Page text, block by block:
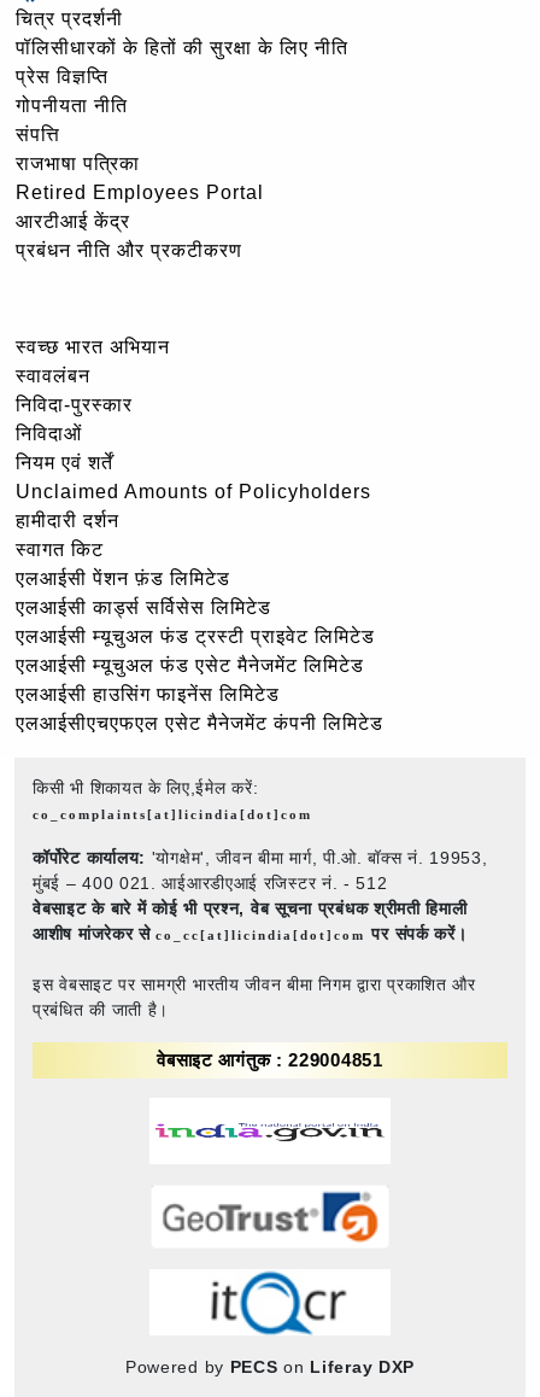
चित्र प्रदर्शनी
पॉलिसीधारकों के हितों की सुरक्षा के लिए नीति
प्रेस विज्ञप्ति
गोपनीयता नीति
संपत्ति
राजभाषा पत्रिका
Retired Employees Portal
आरटीआई केंद्र
प्रबंधन नीति और प्रकटीकरण
स्वच्छ भारत अभियान
स्वावलंबन
निविदा-पुरस्कार
निविदाओं
नियम एवं शर्तें
Unclaimed Amounts of Policyholders
हामीदारी दर्शन
स्वागत किट
एलआईसी पेंशन फ़ंड लिमिटेड
एलआईसी कार्ड्स सर्विसेस लिमिटेड
एलआईसी म्यूचुअल फंड ट्रस्टी प्राइवेट लिमिटेड
एलआईसी म्यूचुअल फंड एसेट मैनेजमेंट लिमिटेड
एलआईसी हाउसिंग फाइनेंस लिमिटेड
एलआईसीएचएफएल एसेट मैनेजमेंट कंपनी लिमिटेड
किसी भी शिकायत के लिए,ईमेल करें:
co_complaints[at]licindia[dot]com
कॉर्पोरेट कार्यालय: 'योगक्षेम', जीवन बीमा मार्ग, पी.ओ. बॉक्स नं. 19953,
मुंबई – 400 021. आईआरडीएआई रजिस्टर नं. - 512
वेबसाइट के बारे में कोई भी प्रश्न, वेब सूचना प्रबंधक श्रीमती हिमाली
आशीष मांजरेकर सेco_cc[at]licindia[dot]comपर संपर्क करें।
इस वेबसाइट पर सामग्री भारतीय जीवन बीमा निगम द्वारा प्रकाशित और
प्रबंधित की जाती है।
वेबसाइट आगंतुक : 229004851
Powered by PECS on Liferay DXP